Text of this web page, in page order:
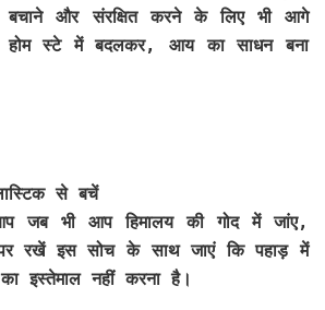
बचाने और संरक्षित करने के लिए भी आगे
होम स्टे में बदलकर, आय का साधन बना
से बचें
जब भी आप हिमालय की गोद में जांए,
रखें इस सोच के साथ जाएं कि पहाड़ में
इस्तेमाल नहीं करना है।